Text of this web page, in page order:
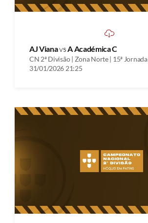
AJ VianavsA Académica C
CN 2ª Divisão | Zona Norte | 15ª Jornada
31/01/2026 21:25